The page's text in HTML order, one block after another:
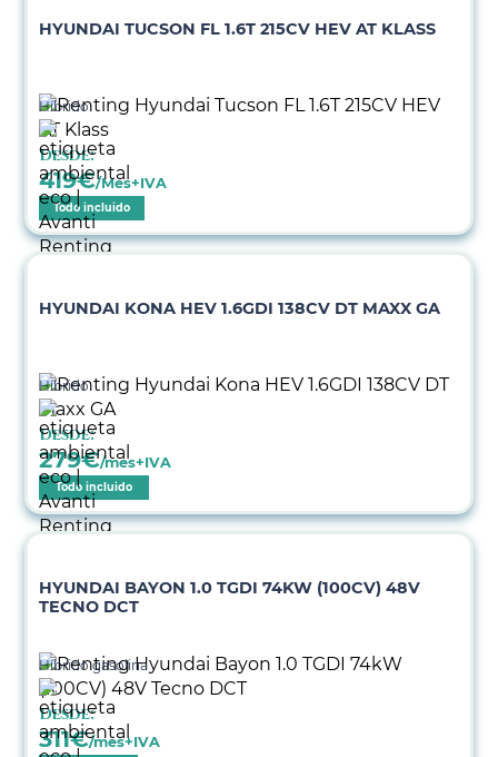
HYUNDAI TUCSON FL 1.6T 215CV HEV AT KLASS
Híbrido
Desde:
419€/Mes+IVA
Todo incluido
HYUNDAI KONA HEV 1.6GDI 138CV DT MAXX GA
Híbrido
Desde:
279€/mes+IVA
Todo incluido
HYUNDAI BAYON 1.0 TGDI 74KW (100CV) 48V
TECNO DCT
Híbrido gasolina
Desde:
311€/mes+IVA